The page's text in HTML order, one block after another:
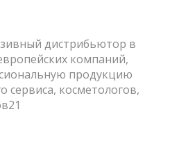
дистрибьютор в
компаний,
продукцию
сервиса, косметологов,